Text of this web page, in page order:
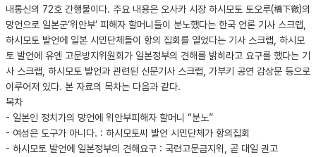
내통신의 72호 간행물이다. 주요 내용은 오사카 시장 하시모토 토오루(橋下徹)의
망언으로 일본군‘위안부’ 피해자 할머니들이 분노했다는 한국 언론 기사 스크랩,
하시모토 발언에 일본 시민단체들이 항의 집회를 열었다는 기사 스크랩, 하시모
토 발언에 유엔 고문방지위원회가 일본정부의 견해를 밝히라고 요구를 했다는 기
사 스크랩, 하시모토 발언과 관련된 신문기사 스크랩, 가부키 공연 감상문 등으로
이루어져 있다. 본 자료의 목차는 다음과 같다.
목차
- 일본인 정치가의 망언에 위안부피해자 할머니 “분노”
- 여성은 도구가 아니다. : 하시모토씨 발언 시민단체가 항의집회
- 하시모토 발언에 일본정부의 견해요구 : 국련고문금지위, 곧 대일 권고